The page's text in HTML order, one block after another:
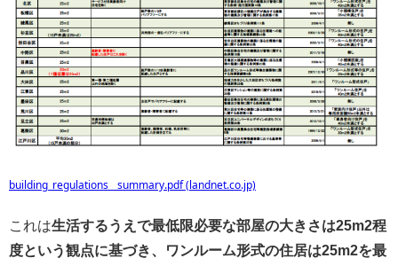
building_regulations__summary.pdf (landnet.co.jp)
これは生活するうえで最低限必要な部屋の大きさは25m2程
度という観点に基づき、ワンルーム形式の住居は25m2を最